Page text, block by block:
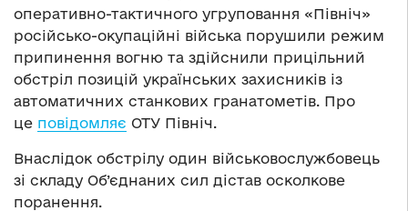
оперативно-тактичного угруповання «Північ»
російсько-окупаційні війська порушили режим
припинення вогню та здійснили прицільний
обстріл позицій українських захисників із
автоматичних станкових гранатометів. Про
це повідомляє ОТУ Північ.
Внаслідок обстрілу один військовослужбовець
зі складу Об’єднаних сил дістав осколкове
поранення.